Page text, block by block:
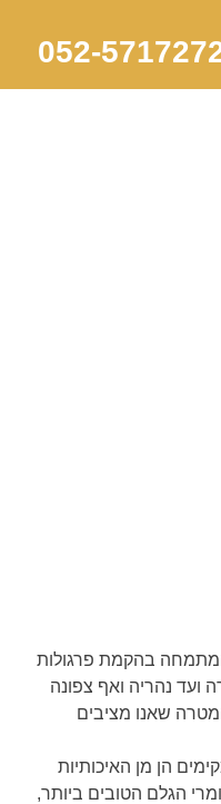
052-
בהקמת פרגולות
ועד נהריה ואף צפונה
שאנו מציבים
הן מן האיכותיות
הגלם הטובים ביותר,